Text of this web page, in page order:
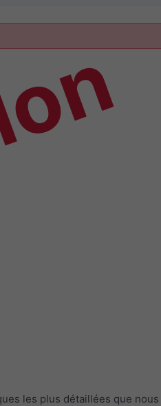
les plus détaillées que